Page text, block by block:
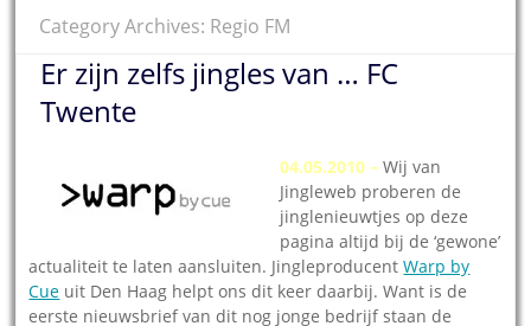
Category Archives: Regio FM
Er zijn zelfs jingles van … FC
Twente
04.05.2010 –Wij van
Jingleweb proberen de
jinglenieuwtjes op deze
pagina altijd bij de ‘gewone’
actualiteit te laten aansluiten. JingleproducentWarp by
Cue uit Den Haag helpt ons dit keer daarbij. Want is de
eerste nieuwsbrief van dit nog jonge bedrijf staan de